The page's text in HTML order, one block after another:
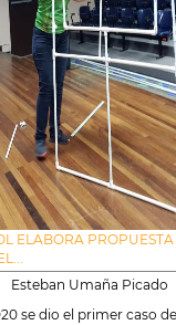
ELABORA
Esteban Umaña Picado
se dio el primer caso